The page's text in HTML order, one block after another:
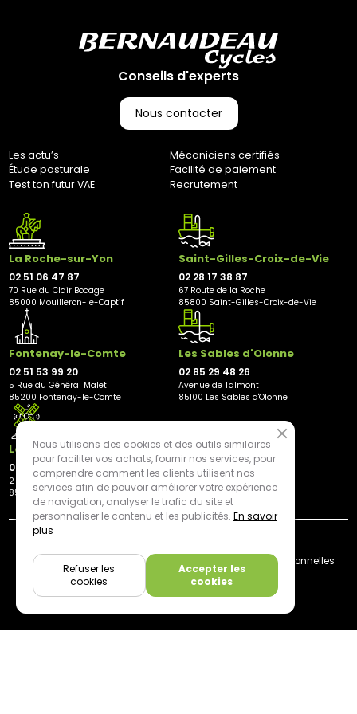
Comme indiqué dans nos Conditions Générales de Vente
(CGV), les frais de retour sont à votre charge, sauf en cas
d'erreur de notre part. Pour toute question, n'hésitez pas à
nous contacter au 0251064787 ou par e-mail à
marketing@bernaudeaucycles.fr.
70 rue du Clair Bocage
85000, Mouilleron-Le-Captif
Conseils d'experts
Nous contacter
Les actu’s
Mécaniciens certifiés
Étude posturale
Facilité de paiement
Test ton futur VAE
Recrutement
La Roche-sur-Yon
02 51 06 47 87
70 Rue du Clair Bocage
85000 Mouilleron-le-Captif
Saint-Gilles-Croix-de-Vie
02 28 17 38 87
67 Route de la Roche
85800 Saint-Gilles-Croix-de-Vie
Fontenay-le-Comte
02 51 53 99 20
5 Rue du Général Malet
85200 Fontenay-le-Comte
Les Sables d'Olonne
02 85 29 48 26
Avenue de Talmont
85100 Les Sables d'Olonne
Les Herbiers
02 21 81 23 11
2 rue des Peupliers
85500 Les Herbiers
Livraison
Plan du site Mentions légales
Données personnelles
Cookies
Nous utilisons des cookies et des outils similaires
pour faciliter vos achats, fournir nos services, pour
comprendre comment les clients utilisent nos
services afin de pouvoir améliorer votre expérience
de navigation, analyser le trafic du site et
personnaliser le contenu et les publicités. En savoir
plus
Accepter les
cookies
Refuser les
cookies